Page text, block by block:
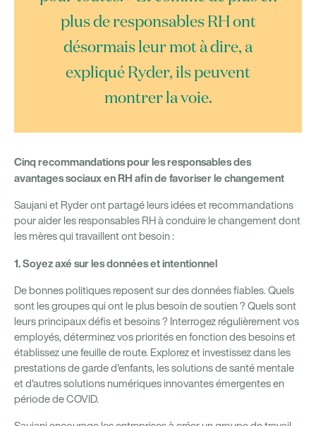
plus de responsables RH ont
désormais leur mot à dire, a
expliqué Ryder, ils peuvent
montrer la voie.
Cinq recommandations pour les responsables des
avantages sociaux en RH afin de favoriser le changement
Saujani et Ryder ont partagé leurs idées et recommandations
pour aider les responsables RH à conduire le changement dont
les mères qui travaillent ont besoin :
1. Soyez axé sur les données et intentionnel
De bonnes politiques reposent sur des données fiables. Quels
sont les groupes qui ont le plus besoin de soutien ? Quels sont
leurs principaux défis et besoins ? Interrogez régulièrement vos
employés, déterminez vos priorités en fonction des besoins et
établissez une feuille de route. Explorez et investissez dans les
prestations de garde d'enfants, les solutions de santé mentale
et d'autres solutions numériques innovantes émergentes en
période de COVID.